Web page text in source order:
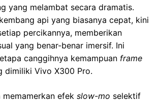
yang melambat secara dramatis.
api yang biasanya cepat, kini
percikannya, memberikan
yang benar-benar imersif. Ini
canggihnya kemampuan frame
dimiliki Vivo X300 Pro.
memamerkan efek slow-mo selektif